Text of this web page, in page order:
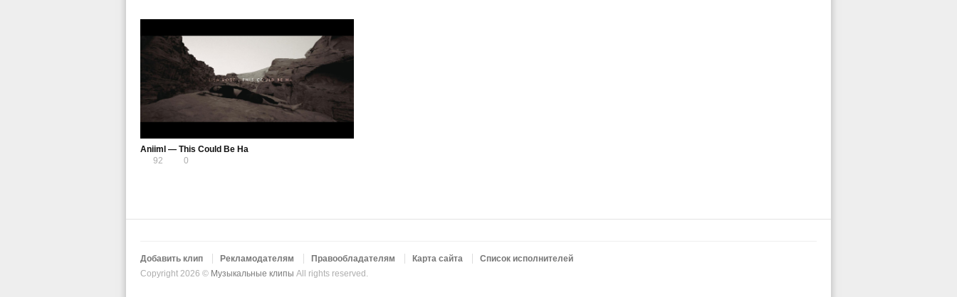
Aniiml — This Could Be Ha
92
0
Добавить клип Рекламодателям Правообладателям Карта сайта
Список исполнителей
Copyright 2026 © Музыкальные клипы All rights reserved.